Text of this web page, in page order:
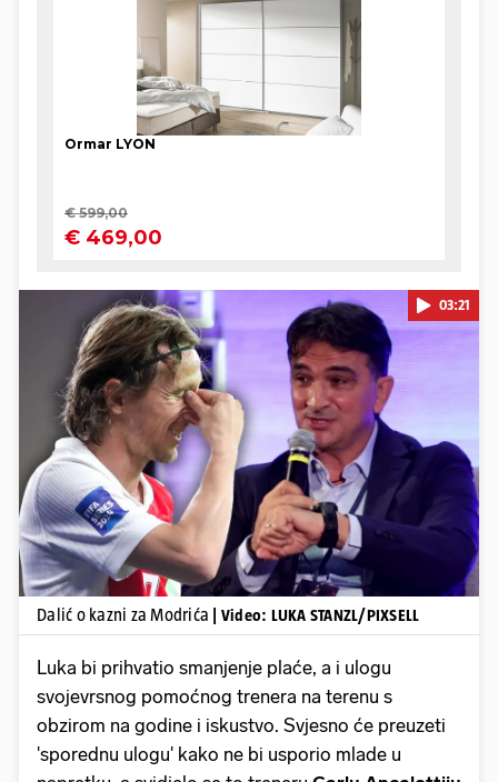
Pokretanje videa...
03:21
Dalić o kazni za Modrića | Video: LUKA STANZL/PIXSELL
Luka bi prihvatio smanjenje plaće, a i ulogu
svojevrsnog pomoćnog trenera na terenu s
obzirom na godine i iskustvo. Svjesno će preuzeti
'sporednu ulogu' kako ne bi usporio mlade u